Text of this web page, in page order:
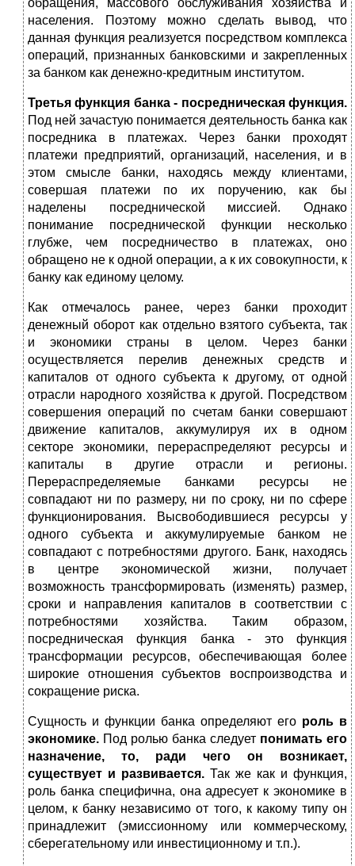
обращения, массового обслуживания хозяйства и
населения. Поэтому можно сделать вывод, что
данная функция реализуется посредством комплекса
операций, признанных банковскими и закрепленных
за банком как денежно-кредитным институтом.
Третья функция банка - посредническая функция.
Под ней зачастую понимается деятельность банка как
посредника в платежах. Через банки проходят
платежи предприятий, организаций, населения, и в
этом смысле банки, находясь между клиентами,
совершая платежи по их поручению, как бы
наделены посреднической миссией. Однако
понимание посреднической функции несколько
глубже, чем посредничество в платежах, оно
обращено не к одной операции, а к их совокупности, к
банку как единому целому.
Как отмечалось ранее, через банки проходит
денежный оборот как отдельно взятого субъекта, так
и экономики страны в целом. Через банки
осуществляется перелив денежных средств и
капиталов от одного субъекта к другому, от одной
отрасли народного хозяйства к другой. Посредством
совершения операций по счетам банки совершают
движение капиталов, аккумулируя их в одном
секторе экономики, перераспределяют ресурсы и
капиталы в другие отрасли и регионы.
Перераспределяемые банками ресурсы не
совпадают ни по размеру, ни по сроку, ни по сфере
функционирования. Высвободившиеся ресурсы у
одного субъекта и аккумулируемые банком не
совпадают с потребностями другого. Банк, находясь
в центре экономической жизни, получает
возможность трансформировать (изменять) размер,
сроки и направления капиталов в соответствии с
потребностями хозяйства. Таким образом,
посредническая функция банка - это функция
трансформации ресурсов, обеспечивающая более
широкие отношения субъектов воспроизводства и
сокращение риска.
Сущность и функции банка определяют его роль в
экономике. Под ролью банка следует понимать его
назначение, то, ради чего он возникает,
существует и развивается. Так же как и функция,
роль банка специфична, она адресует к экономике в
целом, к банку независимо от того, к какому типу он
принадлежит (эмиссионному или коммерческому,
сберегательному или инвестиционному и т.п.).